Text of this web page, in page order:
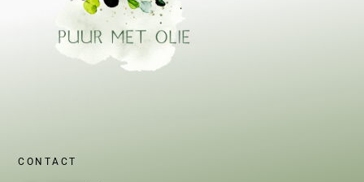
CONTACT